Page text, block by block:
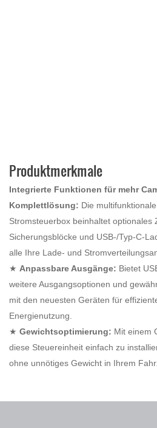
Produktmerkmale
Integrierte Funktionen für mehr
Komplettlösung: Die
Stromsteuerbox beinhaltet optionales
Sicherungsblöcke und USB-/Typ-C-
alle Ihre Lade- und
★ Anpassbare Ausgänge: Bietet
weitere Ausgangsoptionen und
mit den neuesten Geräten für
Energienutzung.
★ Gewichtsoptimierung: Mit einem
diese Steuereinheit einfach zu
ohne unnötiges Gewicht in Ihrem